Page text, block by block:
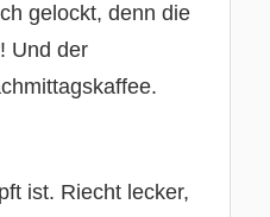
gelockt, denn die
Und der
ist. Riecht lecker,